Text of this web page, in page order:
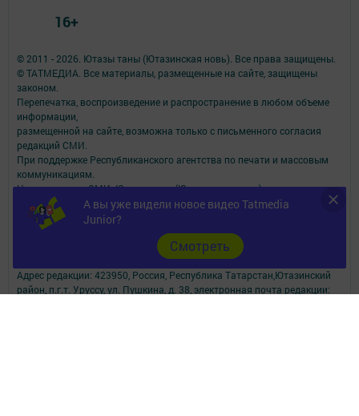
А вы уже видели новое видео Tatmedia
Junior?
Cмотреть
© 2011 - 2026. Ютазы таны (Ютазинская новь). Все права защищены.
© ТАТМЕДИА. Все материалы, размещенные на сайте, защищены
законом.
Перепечатка, воспроизведение и распространение в любом объеме
информации,
размещенной на сайте, возможна только с письменного согласия
редакций СМИ.
При поддержке Республиканского агентства по печати и массовым
коммуникациям.
Наименование СМИ: Ютазы таны (Ютазинская новь)
№ свидетельства о регистрации СМИ, дата: ЭЛ № ФС 77 - 90166 от
07.10.2025
выдано Федеральной службой по надзору в сфере связи,
информационных технологий и массовых коммуникаций
ФИО главного редактора: Давлетбаева Юлия Рамазановна
Адрес редакции: 423950, Россия, Республика Татарстан,Ютазинский
район, п.г.т. Уруссу, ул. Пушкина, д. 38, электронная почта редакции:
16+